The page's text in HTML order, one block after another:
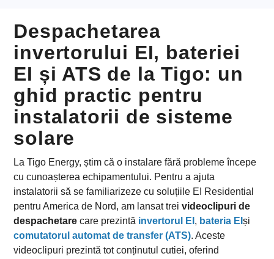
Despachetarea
invertorului EI, bateriei
EI și ATS de la Tigo: un
ghid practic pentru
instalatorii de sisteme
solare
La Tigo Energy, știm că o instalare fără probleme începe
cu cunoașterea echipamentului. Pentru a ajuta
instalatorii să se familiarizeze cu soluțiile EI Residential
pentru America de Nord, am lansat treivideoclipuri de
despachetare care prezintă invertorul EI , bateria EIși
comutatorul automat de transfer (ATS). Aceste
videoclipuri prezintă tot conținutul cutiei, oferind